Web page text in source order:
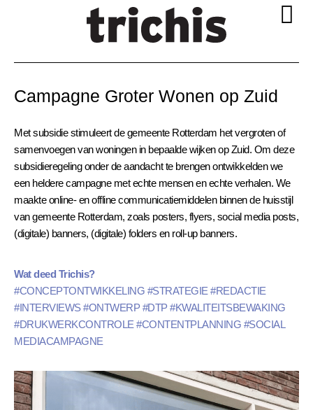
Campagne Groter Wonen op Zuid
Met subsidie stimuleert de gemeente Rotterdam het vergroten of
samenvoegen van woningen in bepaalde wijken op Zuid. Om deze
subsidieregeling onder de aandacht te brengen ontwikkelden we
een heldere campagne met echte mensen en echte verhalen. We
maakte online- en offline communicatiemiddelen binnen de huisstijl
van gemeente Rotterdam, zoals posters, flyers, social media posts,
(digitale) banners, (digitale) folders en roll-up banners.
Wat deed Trichis?
#CONCEPTONTWIKKELING #STRATEGIE #REDACTIE
#INTERVIEWS #ONTWERP #DTP #KWALITEITSBEWAKING
#DRUKWERKCONTROLE #CONTENTPLANNING #SOCIAL
MEDIACAMPAGNE